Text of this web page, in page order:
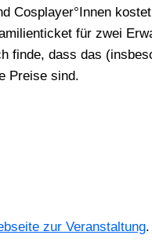
Cosplayer°Innen
für zwei
fin­de, dass das
Prei­se sind.
zur Ver­an­stal­tung.